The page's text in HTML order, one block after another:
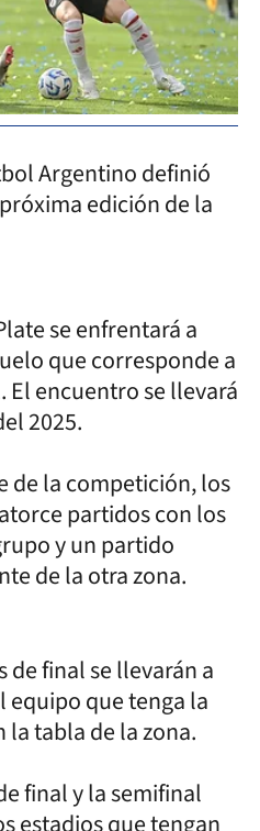
Argentino definió
edición de la
se enfrentará a
que corresponde a
encuentro se llevará
2025.
de la competición, los
partidos con los
y un partido
de la otra zona.
de final se llevarán a
equipo que tenga la
tabla de la zona.
final y la semifinal